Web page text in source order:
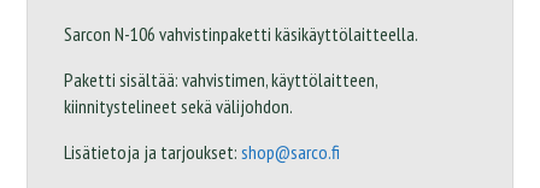
Sarcon N-106 vahvistinpaketti käsikäyttölaitteella.
Paketti sisältää: vahvistimen, käyttölaitteen,
kiinnitystelineet sekä välijohdon.
Lisätietoja ja tarjoukset: shop@sarco.fi